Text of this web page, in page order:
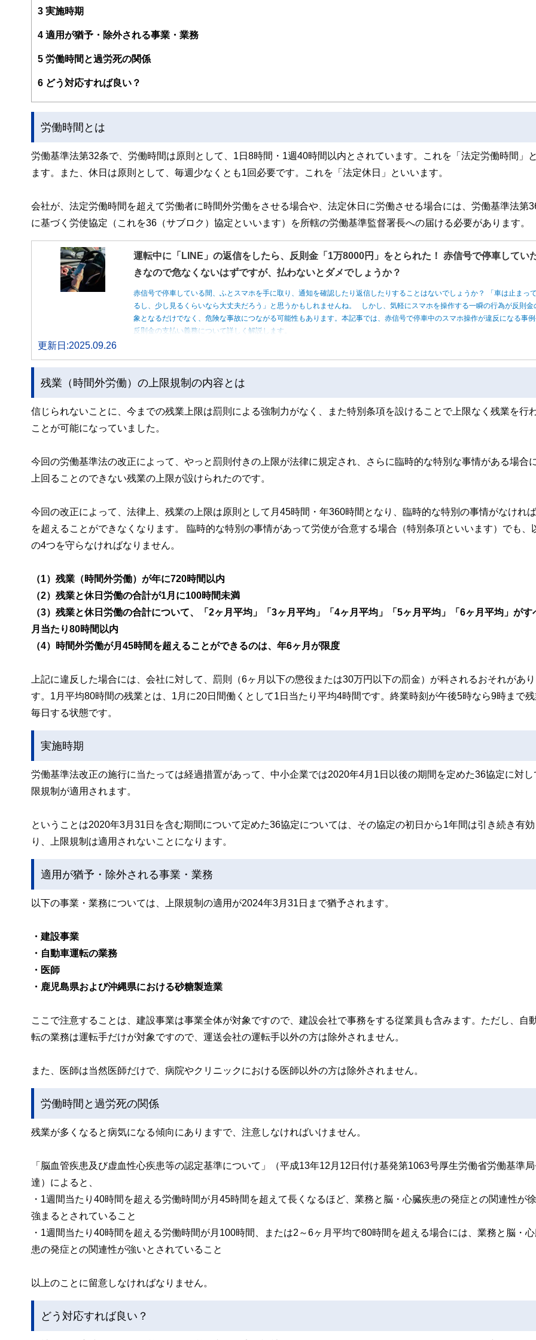
3 実施時期
4 適用が猶予・除外される事業・業務
5 労働時間と過労死の関係
6 どう対応すれば良い？
労働時間とは
労働基準法第32条で、労働時間は原則として、1日8時間・1週40時間以内とされています。これを「法定労働時間」
ます。また、休日は原則として、毎週少なくとも1回必要です。これを「法定休日」といいます。
会社が、法定労働時間を超えて労働者に時間外労働をさせる場合や、法定休日に労働させる場合には、労働基準法第
に基づく労使協定（これを36（サブロク）協定といいます）を所轄の労働基準監督署長への届ける必要があります。
運転中に「LINE」の返信をしたら、反則金「1万8000円」をとられた！ 赤信号で停車してい
きなので危なくないはずですが、払わないとダメでしょうか？
赤信号で停車している間、ふとスマホを手に取り、通知を確認したり返信したりすることはないでしょうか？ 「車は止まっ
るし、少し見るくらいなら大丈夫だろう」と思うかもしれませんね。 しかし、気軽にスマホを操作する一瞬の行為が反則金
象となるだけでなく、危険な事故につながる可能性もあります。本記事では、赤信号で停車中のスマホ操作が違反になる事例
反則金の支払い義務について詳しく解説します。
更新日:2025.09.26
残業（時間外労働）の上限規制の内容とは
信じられないことに、今までの残業上限は罰則による強制力がなく、また特別条項を設けることで上限なく残業を行
ことが可能になっていました。
今回の労働基準法の改正によって、やっと罰則付きの上限が法律に規定され、さらに臨時的な特別な事情がある場合に
上回ることのできない残業の上限が設けられたのです。
今回の改正によって、法律上、残業の上限は原則として月45時間・年360時間となり、臨時的な特別の事情がなけれ
を超えることができなくなります。 臨時的な特別の事情があって労使が合意する場合（特別条項といいます）でも、
の4つを守らなければなりません。
（1）残業（時間外労働）が年に720時間以内
（2）残業と休日労働の合計が1月に100時間未満
（3）残業と休日労働の合計について、「2ヶ月平均」「3ヶ月平均」「4ヶ月平均」「5ヶ月平均」「6ヶ月平均」がす
月当たり80時間以内
（4）時間外労働が月45時間を超えることができるのは、年6ヶ月が限度
上記に違反した場合には、会社に対して、罰則（6ヶ月以下の懲役または30万円以下の罰金）が科されるおそれがあり
す。1月平均80時間の残業とは、1月に20日間働くとして1日当たり平均4時間です。終業時刻が午後5時なら9時まで残
毎日する状態です。
実施時期
労働基準法改正の施行に当たっては経過措置があって、中小企業では2020年4月1日以後の期間を定めた36協定に対し
限規制が適用されます。
ということは2020年3月31日を含む期間について定めた36協定については、その協定の初日から1年間は引き続き有
り、上限規制は適用されないことになります。
適用が猶予・除外される事業・業務
以下の事業・業務については、上限規制の適用が2024年3月31日まで猶予されます。
・建設事業
・自動車運転の業務
・医師
・鹿児島県および沖縄県における砂糖製造業
ここで注意することは、建設事業は事業全体が対象ですので、建設会社で事務をする従業員も含みます。ただし、自
転の業務は運転手だけが対象ですので、運送会社の運転手以外の方は除外されません。
また、医師は当然医師だけで、病院やクリニックにおける医師以外の方は除外されません。
労働時間と過労死の関係
残業が多くなると病気になる傾向にありますで、注意しなければいけません。
「脳血管疾患及び虚血性心疾患等の認定基準について」（平成13年12月12日付け基発第1063号厚生労働省労働基準局
達）によると、
・1週間当たり40時間を超える労働時間が月45時間を超えて長くなるほど、業務と脳・心臓疾患の発症との関連性が
強まるとされていること
・1週間当たり40時間を超える労働時間が月100時間、または2～6ヶ月平均で80時間を超える場合には、業務と脳・
患の発症との関連性が強いとされていること
以上のことに留意しなければなりません。
どう対応すれば良い？